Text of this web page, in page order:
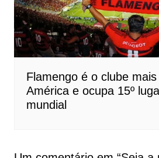
Flamengo é o clube
América e ocupa 15º
mundial